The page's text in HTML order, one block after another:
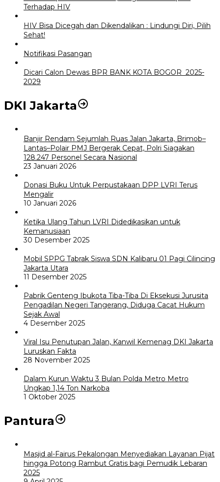
Terhadap HIV
HIV Bisa Dicegah dan Dikendalikan : Lindungi Diri, Pilih
Sehat!
Notifikasi Pasangan
Dicari Calon Dewas BPR BANK KOTA BOGOR 2025-
2029
DKI Jakarta
Banjir Rendam Sejumlah Ruas Jalan Jakarta, Brimob–
Lantas–Polair PMJ Bergerak Cepat, Polri Siagakan
128.247 Personel Secara Nasional
23 Januari 2026
Donasi Buku Untuk Perpustakaan DPP LVRI Terus
Mengalir
10 Januari 2026
Ketika Ulang Tahun LVRI Didedikasikan untuk
Kemanusiaan
30 Desember 2025
Mobil SPPG Tabrak Siswa SDN Kalibaru 01 Pagi Cilincing
Jakarta Utara
11 Desember 2025
Pabrik Genteng Ibukota Tiba-Tiba Di Eksekusi Jurusita
Pengadilan Negeri Tangerang, Diduga Cacat Hukum
Sejak Awal
4 Desember 2025
Viral Isu Penutupan Jalan, Kanwil Kemenag DKI Jakarta
Luruskan Fakta
28 November 2025
Dalam Kurun Waktu 3 Bulan Polda Metro Metro
Ungkap 1,14 Ton Narkoba
1 Oktober 2025
Pantura
Masjid al-Fairus Pekalongan Menyediakan Layanan Pijat
hingga Potong Rambut Gratis bagi Pemudik Lebaran
2025